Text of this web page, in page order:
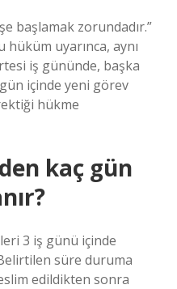
başlamak zorundadır.”
uyarınca, aynı
iş gününde, başka
içinde yeni görev
hükme
kaç gün
3 iş günü içinde
süre duruma
edildikten sonra